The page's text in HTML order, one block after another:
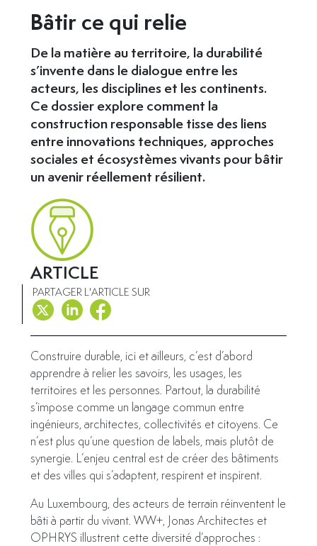
Bâtir ce qui relie
De la matière au territoire, la durabilité
s’invente dans le dialogue entre les
acteurs, les disciplines et les continents.
Ce dossier explore comment la
construction responsable tisse des liens
entre innovations techniques, approches
sociales et écosystèmes vivants pour bâtir
un avenir réellement résilient.
ARTICLE
PARTAGER L'ARTICLE SUR
Construire durable, ici et ailleurs, c’est d’abord
apprendre à relier les savoirs, les usages, les
territoires et les personnes. Partout, la durabilité
s’impose comme un langage commun entre
ingénieurs, architectes, collectivités et citoyens. Ce
n’est plus qu’une question de labels, mais plutôt de
synergie. L’enjeu central est de créer des bâtiments
et des villes qui s’adaptent, respirent et inspirent.
Au Luxembourg, des acteurs de terrain réinventent le
bâti à partir du vivant. WW+, Jonas Architectes et
OPHRYS illustrent cette diversité d’approches :